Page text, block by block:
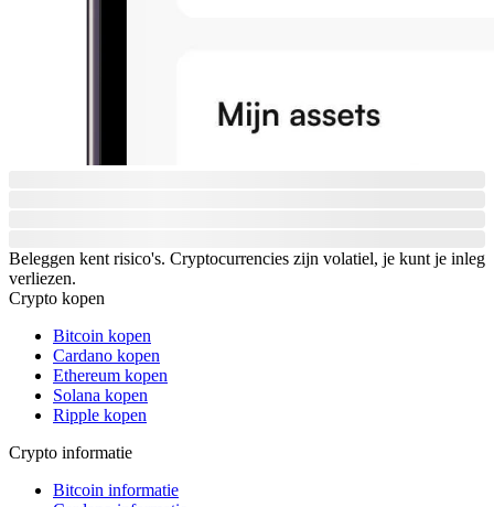
Beleggen kent risico's. Cryptocurrencies zijn volatiel, je kunt je inleg
verliezen.
Crypto kopen
Bitcoin kopen
Cardano kopen
Ethereum kopen
Solana kopen
Ripple kopen
Crypto informatie
Bitcoin informatie